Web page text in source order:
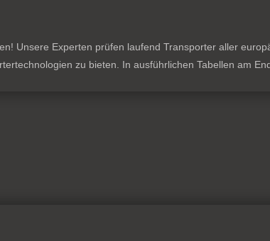
Unsere Experten prüfen laufend Transporter aller
zu bieten. In ausführlichen Tabellen am